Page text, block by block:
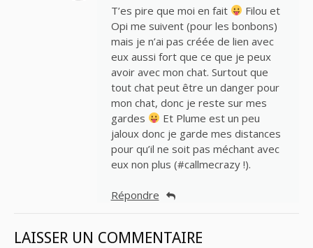
T’es pire que moi en fait
Filou et
Opi me suivent (pour les bonbons)
mais je n’ai pas créée de lien avec
eux aussi fort que ce que je peux
avoir avec mon chat. Surtout que
tout chat peut être un danger pour
mon chat, donc je reste sur mes
gardes
Et Plume est un peu
jaloux donc je garde mes distances
pour qu’il ne soit pas méchant avec
eux non plus (#callmecrazy !).
Répondre
LAISSER UN COMMENTAIRE